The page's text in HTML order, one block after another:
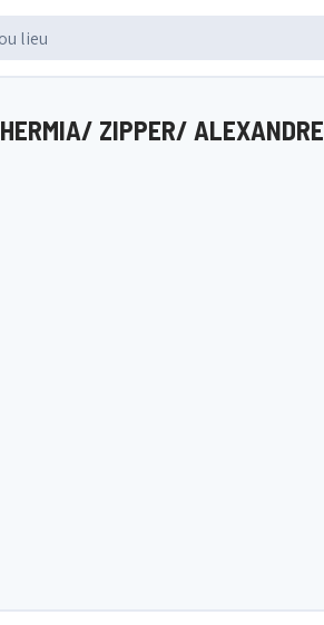
HERMIA/ ZIPPER/ ALEXANDRE